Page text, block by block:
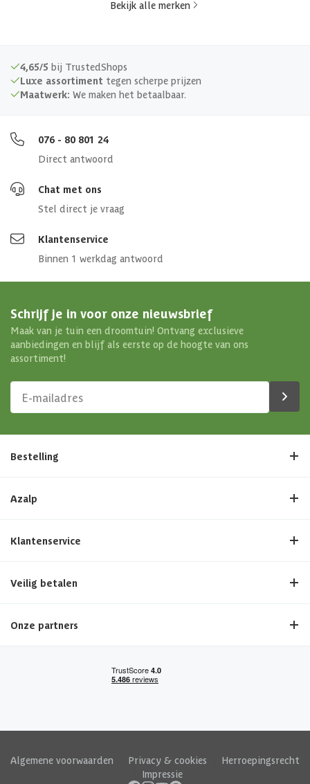
Bekijk alle merken
4,65/5 bij TrustedShops
Luxe assortiment tegen scherpe prijzen
Maatwerk: We maken het betaalbaar.
076 - 80 801 24
Direct antwoord
Chat met ons
Stel direct je vraag
Klantenservice
Binnen 1 werkdag antwoord
Schrijf je in voor onze nieuwsbrief
Maak van je tuin een droomtuin! Ontvang exclusieve
aanbiedingen en blijf als eerste op de hoogte van ons
assortiment!
Bestelling
Azalp
Klantenservice
Veilig betalen
Onze partners
Algemene voorwaarden Privacy & cookies
Herroepingsrecht
Impressie